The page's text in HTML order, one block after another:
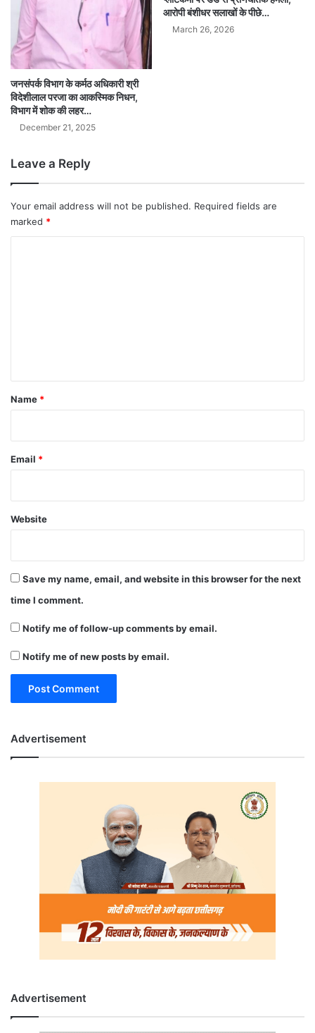
जनसंपर्क विभाग के कर्मठ अधिकारी श्री
विदेशीलाल परजा का आकस्मिक निधन,
विभाग में शोक की लहर…
December 21, 2025
आरोपी बंशीधर सलाखों के पीछे…
March 26, 2026
Leave a Reply
Your email address will not be published. Required fields are
marked *
*
Name *
Email *
Website
Save my name, email, and website in this browser for the next
time I comment.
Notify me of follow-up comments by email.
Notify me of new posts by email.
Advertisement
Advertisement